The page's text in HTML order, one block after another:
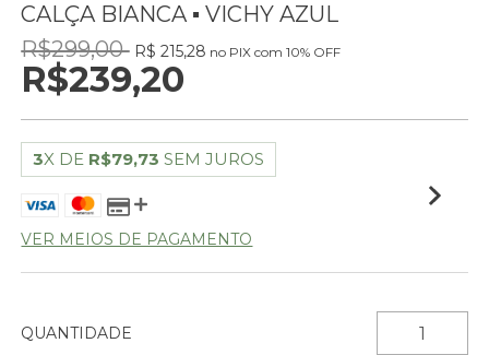
CALÇA BIANCA ▪ VICHY AZUL
R$299,00 R$ 215,28 no PIX com 10% OFF
R$239,20
3X DE R$79,73 SEM JUROS
VER MEIOS DE PAGAMENTO
QUANTIDADE